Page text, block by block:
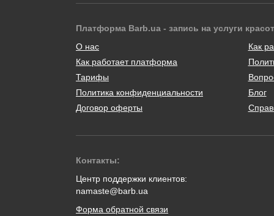
Платформа Barb.ua - запись на услуги
О нас
Как работает платформа
Тарифы
Политика конфиденциальности
Договор оферты
Как
Блог
Контакты:
Центр поддержки клиентов:
namaste@barb.ua
Форма обратной связи